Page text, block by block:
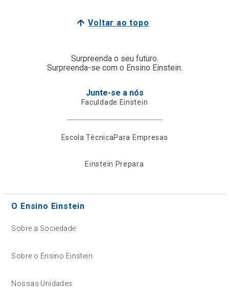
Voltar ao topo
Surpreenda o seu futuro.
Surpreenda-se com o Ensino Einstein.
Junte-se a nós
Faculdade Einstein
Escola TécnicaPara Empresas
Einstein Prepara
O Ensino Einstein
Sobre a Sociedade
Sobre o Ensino Einstein
Nossas Unidades